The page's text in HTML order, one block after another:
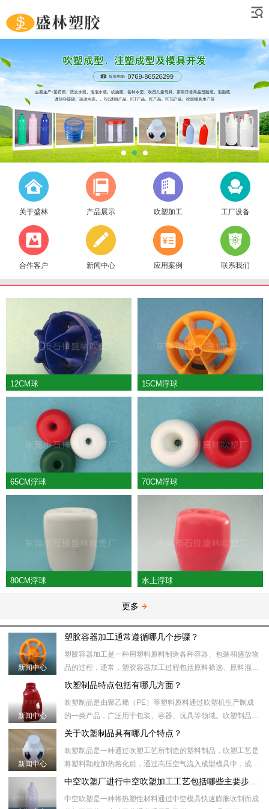
关于盛林 产品展示 吹塑加工 工厂设备
合作客户 新闻中心 应用案例 联系我们
12CM球 15CM浮球
65CM浮球 70CM浮球
80CM浮球 水上浮球
更多
新闻中心
塑胶容器加工通常遵循哪几个步骤？
塑胶容器加工是一种用塑料原料制造各种容器、包装和盛放物
品的过程，通常，塑胶容器加工过程包括原料筛选、原料混
合、塑化加热、模具注射、冷却、取出、后处理等步骤。​具体
新闻中心
吹塑制品特点包括有哪几方面？
吹塑制品是由聚乙烯（PE）等塑料原料通过吹塑机生产制成
的一类产品，广泛用于包装、容器、玩具等领域。吹塑制品制
作过程中，首先将塑料颗粒加热到合适的温度，然后将塑料颗
新闻中心
关于吹塑制品具有哪几个特点？
吹塑制品是一种通过吹塑工艺所制造的塑料制品，吹塑工艺是
将塑料颗粒加热熔化后，通过高压空气流入成型模具中，成型
模具内部的形状和壁厚受压力和温度控制。随后，通过冷却模中空吹塑厂进行中空吹塑加工工艺包括哪些主要步骤？
中空吹塑是一种将热塑性材料通过中空模具快速膨胀吹制而成